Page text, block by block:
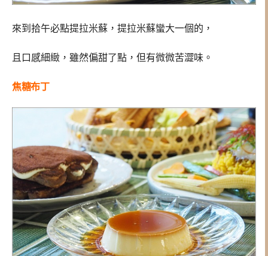
來到拾午必點提拉米蘇，提拉米蘇蠻大一個的，
且口感細緻，雖然偏甜了點，但有微微苦澀味。
焦糖布丁